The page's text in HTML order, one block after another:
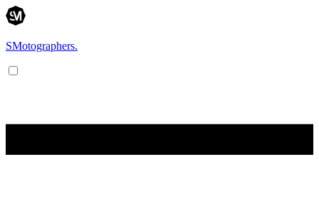
SMotographers.